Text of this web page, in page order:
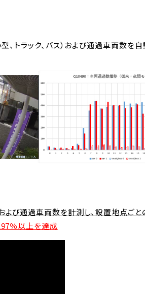
トラック、バス）および通過車両数を自
よび通過車両数を計測し、設置地点ご
％以上を達成